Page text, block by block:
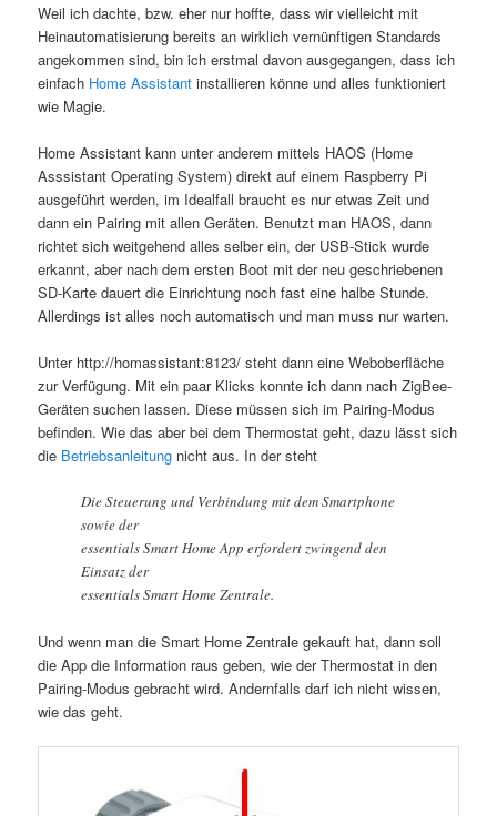
Weil ich dachte, bzw. eher nur hoffte, dass wir vielleicht mit
Heinautomatisierung bereits an wirklich vernünftigen Standards
angekommen sind, bin ich erstmal davon ausgegangen, dass ich
einfach Home Assistant installieren könne und alles funktioniert
wie Magie.
Home Assistant kann unter anderem mittels HAOS (Home
Asssistant Operating System) direkt auf einem Raspberry Pi
ausgeführt werden, im Idealfall braucht es nur etwas Zeit und
dann ein Pairing mit allen Geräten. Benutzt man HAOS, dann
richtet sich weitgehend alles selber ein, der USB-Stick wurde
erkannt, aber nach dem ersten Boot mit der neu geschriebenen
SD-Karte dauert die Einrichtung noch fast eine halbe Stunde.
Allerdings ist alles noch automatisch und man muss nur warten.
Unter http://homassistant:8123/ steht dann eine Weboberfläche
zur Verfügung. Mit ein paar Klicks konnte ich dann nach ZigBee-
Geräten suchen lassen. Diese müssen sich im Pairing-Modus
befinden. Wie das aber bei dem Thermostat geht, dazu lässt sich
die Betriebsanleitung nicht aus. In der steht
Die Steuerung und Verbindung mit dem Smartphone
sowie der
essentials Smart Home App erfordert zwingend den
Einsatz der
essentials Smart Home Zentrale.
Und wenn man die Smart Home Zentrale gekauft hat, dann soll
die App die Information raus geben, wie der Thermostat in den
Pairing-Modus gebracht wird. Andernfalls darf ich nicht wissen,
wie das geht.